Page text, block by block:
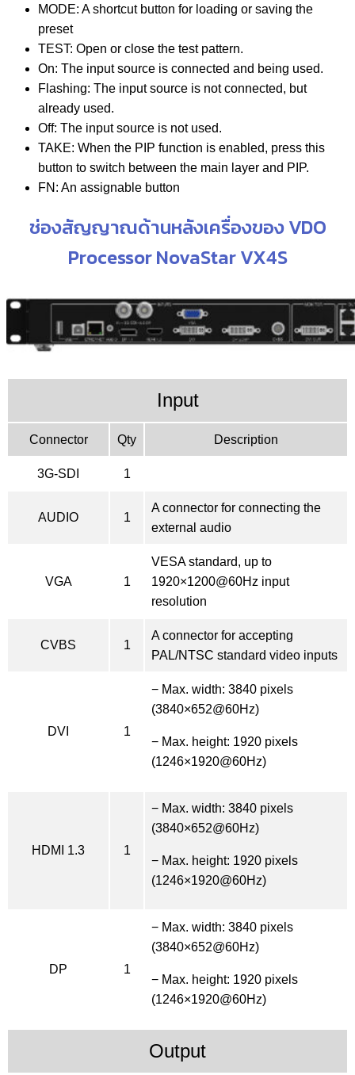
MODE: A shortcut button for loading or saving the
preset
TEST: Open or close the test pattern.
On: The input source is connected and being used.
Flashing: The input source is not connected, but
already used.
Off: The input source is not used.
TAKE: When the PIP function is enabled, press this
button to switch between the main layer and PIP.
FN: An assignable button
ช่องสัญญาณด้านหลังเครื่องของ VDO
Processor NovaStar VX4S
Input
Connector Qty Description
3G-SDI 1
AUDIO 1
A connector for connecting the
external audio
VGA 1
VESA standard, up to
1920×1200@60Hz input
resolution
CVBS 1
A connector for accepting
PAL/NTSC standard video inputs
DVI 1
− Max. width: 3840 pixels
(3840×652@60Hz)
− Max. height: 1920 pixels
(1246×1920@60Hz)
HDMI 1.3 1
− Max. width: 3840 pixels
(3840×652@60Hz)
− Max. height: 1920 pixels
(1246×1920@60Hz)
DP 1
− Max. width: 3840 pixels
(3840×652@60Hz)
− Max. height: 1920 pixels
(1246×1920@60Hz)
Output